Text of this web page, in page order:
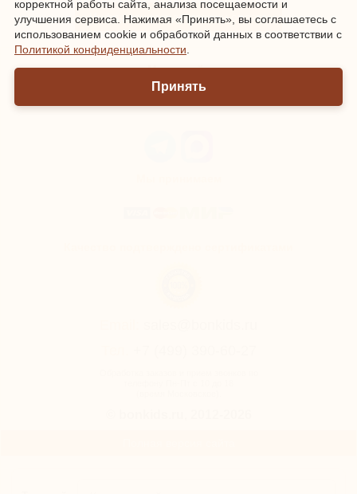
Информация о доставке и оплате
Мы онлайн
корректной работы сайта, анализа посещаемости и
улучшения сервиса. Нажимая «Принять», вы соглашаетесь с
использованием cookie и обработкой данных в соответствии с
Политикой конфиденциальности
Принять